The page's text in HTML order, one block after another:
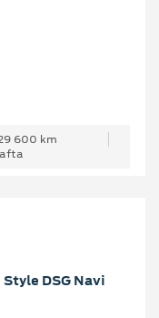
600 km
DSG Navi